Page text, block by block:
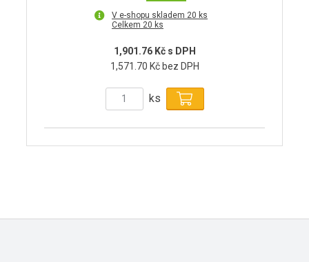
V e-shopu skladem 20 ks
Celkem 20 ks
1,901.76 Kč s DPH
1,571.70 Kč bez DPH
ks